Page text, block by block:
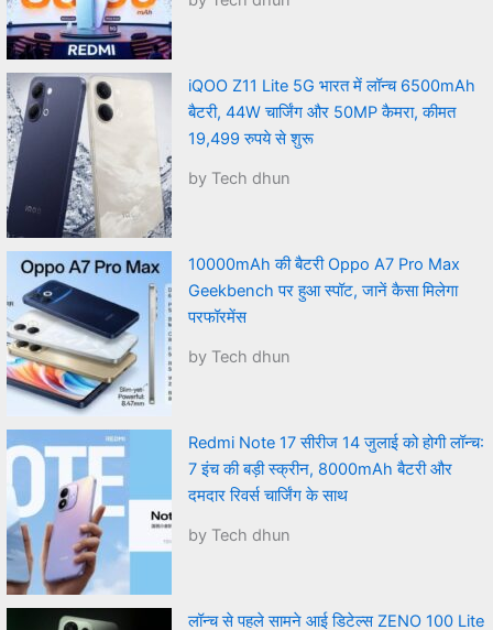
iQOO Z11 Lite 5G भारत में लॉन्च 6500mAh
बैटरी, 44W चार्जिंग और 50MP कैमरा, कीमत
19,499 रुपये से शुरू
by Tech dhun
10000mAh की बैटरी Oppo A7 Pro Max
Geekbench पर हुआ स्पॉट, जानें कैसा मिलेगा
परफॉरमेंस
by Tech dhun
Redmi Note 17 सीरीज 14 जुलाई को होगी लॉन्च:
7 इंच की बड़ी स्क्रीन, 8000mAh बैटरी और
दमदार रिवर्स चार्जिंग के साथ
by Tech dhun
लॉन्च से पहले सामने आई डिटेल्स ZENO 100 Lite